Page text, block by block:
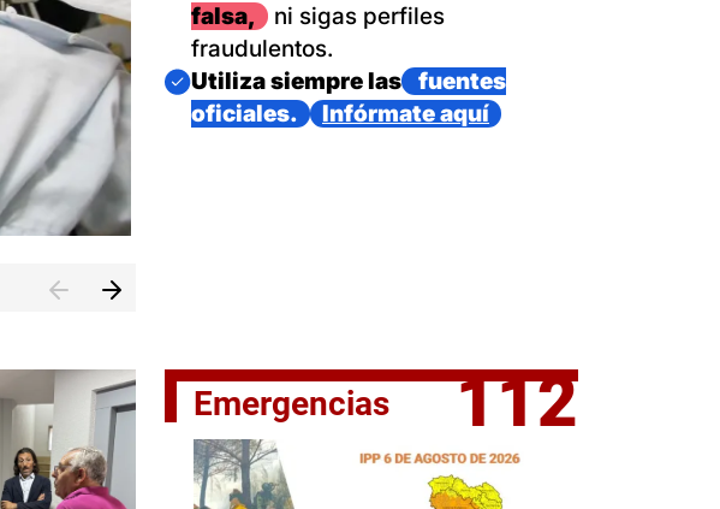
El jefe del Ejecutivo castellanomanchego, Emiliano García-
falsa,
ni sigas perfiles
fraudulentos.
Imagen
Utiliza siempre las
fuentes
oficiales.
Infórmate aquí
Emergencias 112